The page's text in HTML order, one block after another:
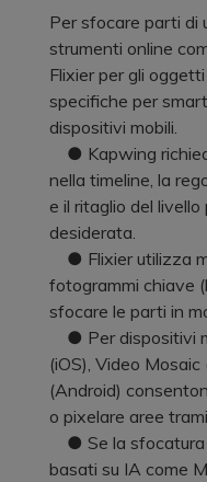
Per sfocare parti di
strumenti online
Flixier per gli
specifiche per
dispositivi mobili.
● Kapwing
nella timeline, la
e il ritaglio del
desiderata.
● Flixier utilizza
fotogrammi chiave
sfocare le parti in
● Per dispositivi
(iOS), Video
(Android)
o pixelare aree
● Se la sfocatura
basati su IA come